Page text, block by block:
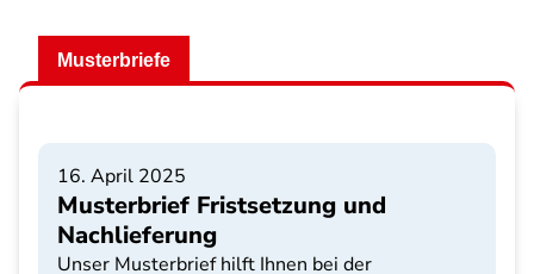
Musterbriefe
16. April 2025
Musterbrief Fristsetzung und
Nachlieferung
Unser Musterbrief hilft Ihnen bei der